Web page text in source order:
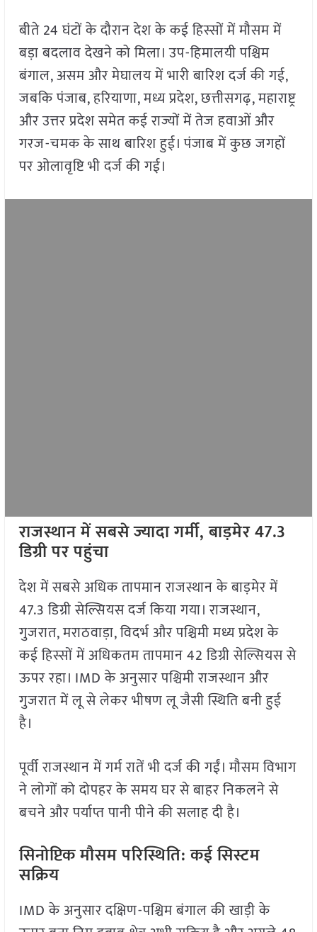
बीते 24 घंटों के दौरान देश के कई हिस्सों में मौसम में
बड़ा बदलाव देखने को मिला। उप-हिमालयी पश्चिम
बंगाल, असम और मेघालय में भारी बारिश दर्ज की गई,
जबकि पंजाब, हरियाणा, मध्य प्रदेश, छत्तीसगढ़, महाराष्ट्र
और उत्तर प्रदेश समेत कई राज्यों में तेज हवाओं और
गरज-चमक के साथ बारिश हुई। पंजाब में कुछ जगहों
पर ओलावृष्टि भी दर्ज की गई।
राजस्थान में सबसे ज्यादा गर्मी, बाड़मेर 47.3
डिग्री पर पहुंचा
देश में सबसे अधिक तापमान राजस्थान के बाड़मेर में
47.3 डिग्री सेल्सियस दर्ज किया गया। राजस्थान,
गुजरात, मराठवाड़ा, विदर्भ और पश्चिमी मध्य प्रदेश के
कई हिस्सों में अधिकतम तापमान 42 डिग्री सेल्सियस से
ऊपर रहा। IMD के अनुसार पश्चिमी राजस्थान और
गुजरात में लू से लेकर भीषण लू जैसी स्थिति बनी हुई
है।
पूर्वी राजस्थान में गर्म रातें भी दर्ज की गईं। मौसम विभाग
ने लोगों को दोपहर के समय घर से बाहर निकलने से
बचने और पर्याप्त पानी पीने की सलाह दी है।
सिनोप्टिक मौसम परिस्थिति: कई सिस्टम
सक्रिय
IMD के अनुसार दक्षिण-पश्चिम बंगाल की खाड़ी के